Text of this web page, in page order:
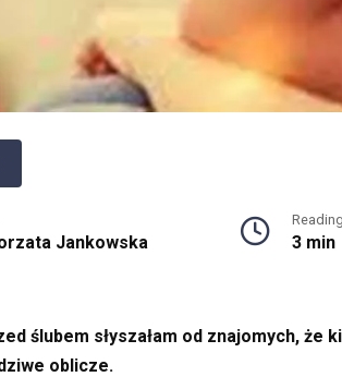
Jankowska
Reading
3 min
ślubem słyszałam od znajomych, że
oblicze.